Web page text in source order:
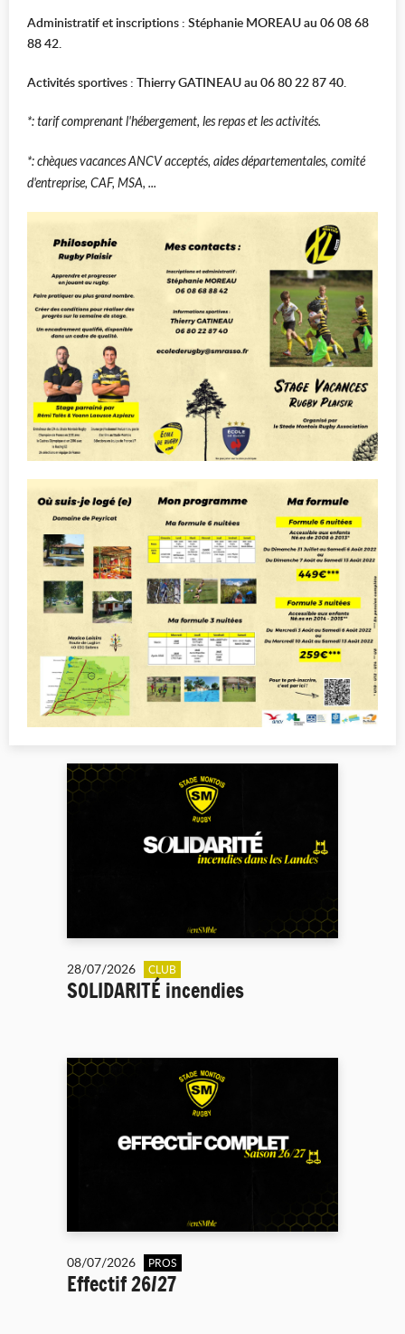
Administratif et inscriptions : Stéphanie MOREAU au 06 08 68
88 42.
Activités sportives : Thierry GATINEAU au 06 80 22 87 40.
*: tarif comprenant l'hébergement, les repas et les activités.
*: chèques vacances ANCV acceptés, aides départementales, comité
d'entreprise, CAF, MSA, ...
28/07/2026 CLUB
SOLIDARITÉ incendies
08/07/2026 PROS
Effectif 26/27